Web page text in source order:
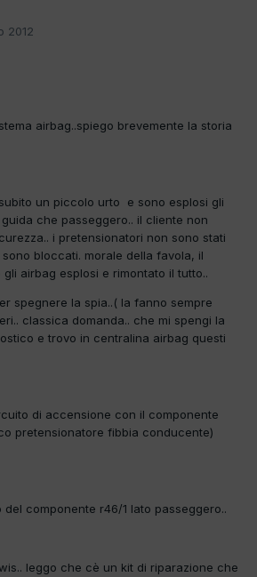
2012
airbag..spiego brevemente la storia
un piccolo urto e sono esplosi gli
che passeggero.. il cliente non
i pretensionatori non sono stati
bloccati. morale della favola, il
airbag esplosi e rimontato il tutto..
spegnere la spia..( la fanno sempre
classica domanda.. che mi spengi la
e trovo in centralina airbag questi
di accensione con il componente
pretensionatore fibbia conducente)
del componente r46/1 lato passeggero..
leggo che cè un kit di riparazione che